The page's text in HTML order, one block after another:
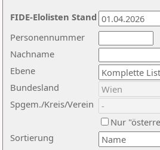
Nachname
Ebene
Sortierung
Personennummer
Bundesland
Spgem./Kreis/Verein
Nur
FIDE-Elolisten Stand